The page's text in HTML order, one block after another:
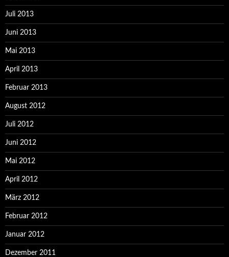
Juli 2013
Juni 2013
Mai 2013
April 2013
Februar 2013
August 2012
Juli 2012
Juni 2012
Mai 2012
April 2012
März 2012
Februar 2012
Januar 2012
Dezember 2011